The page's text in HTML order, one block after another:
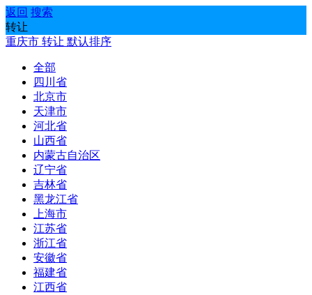
返回 搜索
转让
重庆市 转让 默认排序
全部
四川省
北京市
天津市
河北省
山西省
内蒙古自治区
辽宁省
吉林省
黑龙江省
上海市
江苏省
浙江省
安徽省
福建省
江西省